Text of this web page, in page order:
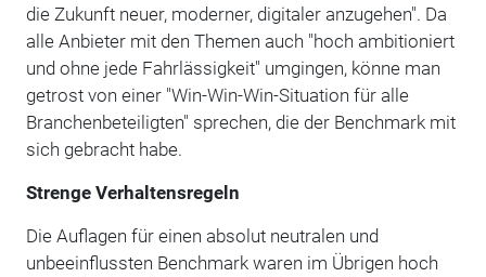
die Zukunft neuer, moderner, digitaler anzugehen". Da
alle Anbieter mit den Themen auch "hoch ambitioniert
und ohne jede Fahrlässigkeit" umgingen, könne man
getrost von einer "Win-Win-Win-Situation für alle
Branchenbeteiligten" sprechen, die der Benchmark mit
sich gebracht habe.
Strenge Verhaltensregeln
Die Auflagen für einen absolut neutralen und
unbeeinflussten Benchmark waren im Übrigen hoch